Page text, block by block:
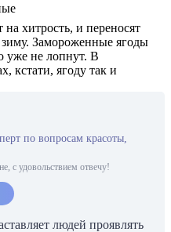
хитрость, и переносят
Замороженные ягоды
уже не лопнут. В
кстати, ягоду так и
по вопросам красоты,
с удовольствием отвечу!
людей проявлять